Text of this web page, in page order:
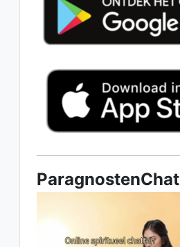
ParagnostenChat